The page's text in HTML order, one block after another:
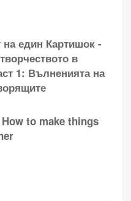
един Картишок -
в
1: Вълненията на
to make things